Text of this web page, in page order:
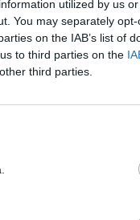
utilized by us
You may separately
on the IAB’s list of
to third parties on the
third parties.
en una